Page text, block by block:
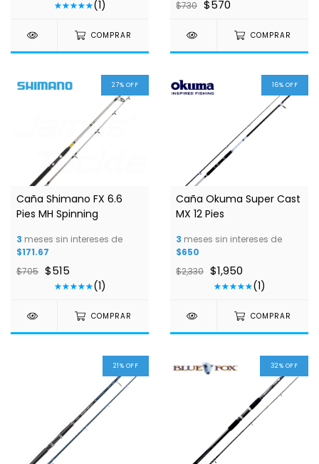
(1)
COMPRAR
$730 $570
COMPRAR
1/3
27% OFF
Caña Shimano FX 6.6
Pies MH Spinning
3 meses sin intereses de
$171.67
$705 $515
(1)
COMPRAR
1/ 5
16% OFF
Caña Okuma Super Cast
MX 12 Pies
3 meses sin intereses de
$650
$2,330 $1,950
(1)
COMPRAR
21 % OFF 32% OFF